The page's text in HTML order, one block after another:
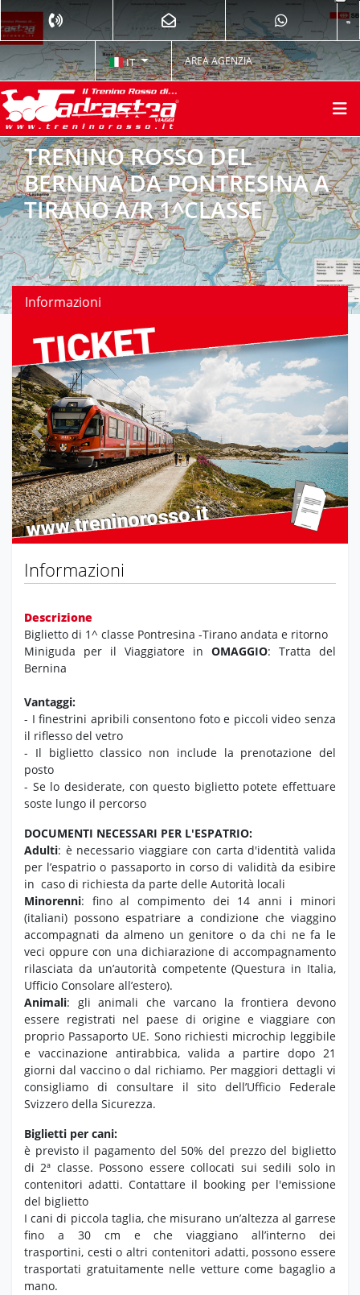
IT AREA AGENZIA
TRENINO ROSSO DEL
BERNINA DA PONTRESINA A
TIRANO A/R 1^CLASSE
Informazioni
Previous Next
Informazioni
Descrizione
Biglietto di 1^ classe Pontresina -Tirano andata e ritorno
Miniguda per il Viaggiatore in OMAGGIO: Tratta del
Bernina
Vantaggi:
- I finestrini apribili consentono foto e piccoli video senza
il riflesso del vetro
- Il biglietto classico non include la prenotazione del
posto
- Se lo desiderate, con questo biglietto potete effettuare
soste lungo il percorso
DOCUMENTI NECESSARI PER L'ESPATRIO:
Adulti: è necessario viaggiare con carta d'identità valida
per l’espatrio o passaporto in corso di validità da esibire
in caso di richiesta da parte delle Autorità locali
Minorenni: fino al compimento dei 14 anni i minori
(italiani) possono espatriare a condizione che viaggino
accompagnati da almeno un genitore o da chi ne fa le
veci oppure con una dichiarazione di accompagnamento
rilasciata da un’autorità competente (Questura in Italia,
Ufficio Consolare all’estero).
Animali: gli animali che varcano la frontiera devono
essere registrati nel paese di origine e viaggiare con
proprio Passaporto UE. Sono richiesti microchip leggibile
e vaccinazione antirabbica, valida a partire dopo 21
giorni dal vaccino o dal richiamo. Per maggiori dettagli vi
consigliamo di consultare il sito dell’Ufficio Federale
Svizzero della Sicurezza.
Biglietti per cani:
è previsto il pagamento del 50% del prezzo del biglietto
di 2ª classe. Possono essere collocati sui sedili solo in
contenitori adatti. Contattare il booking per l'emissione
del biglietto
I cani di piccola taglia, che misurano un’altezza al garrese
fino a 30 cm e che viaggiano all’interno dei
trasportini, cesti o altri contenitori adatti, possono essere
trasportati gratuitamente nelle vetture come bagaglio a
mano.